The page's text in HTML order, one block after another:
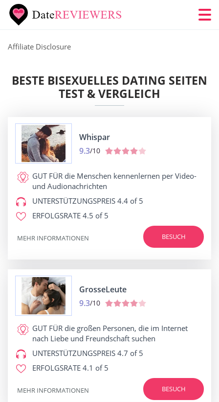
Affiliate Disclosure
BESTE BISEXUELLES DATING SEITEN
TEST & VERGLEICH
Whispar
9.3/10
GUT FÜR die Menschen kennenlernen per Video-
und Audionachrichten
UNTERSTÜTZUNGSPREIS 4.4 of 5
ERFOLGSRATE 4.5 of 5
BESUCH
MEHR INFORMATIONEN
GrosseLeute
9.3/10
GUT FÜR die großen Personen, die im Internet
nach Liebe und Freundschaft suchen
UNTERSTÜTZUNGSPREIS 4.7 of 5
ERFOLGSRATE 4.1 of 5
BESUCH
MEHR INFORMATIONEN